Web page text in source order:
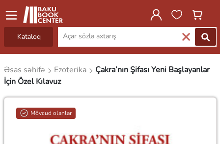
Kataloq
Əsas səhifə Ezoterika
Çakra’nın Şifası Yeni Başlayanlar
İçin Özel Kılavuz
Mövcud olanlar